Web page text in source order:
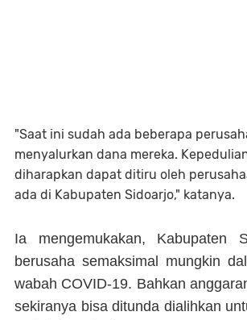
"Saat ini sudah ada beberapa
menyalurkan dana mereka.
diharapkan dapat ditiru oleh
ada di Kabupaten Sidoarjo," katanya.
Ia mengemukakan, Kabupaten
berusaha semaksimal mungkin
wabah COVID-19. Bahkan
sekiranya bisa ditunda dialihkan